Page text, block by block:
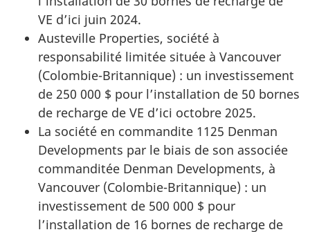
VE d’ici juin 2024.
Austeville Properties, société à
responsabilité limitée située à Vancouver
(Colombie-Britannique) : un investissement
de 250 000 $ pour l’installation de 50 bornes
de recharge de VE d’ici octobre 2025.
La société en commandite 1125 Denman
Developments par le biais de son associée
commanditée Denman Developments, à
Vancouver (Colombie-Britannique) : un
investissement de 500 000 $ pour
l’installation de 16 bornes de recharge de